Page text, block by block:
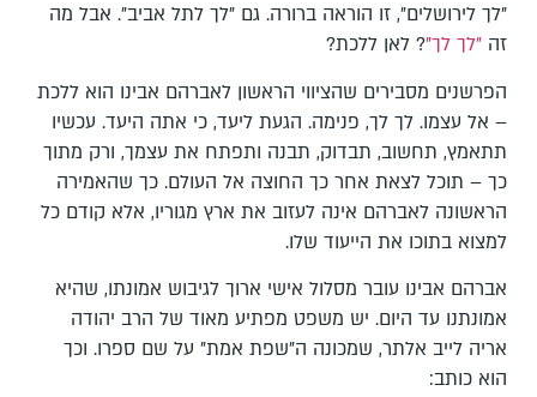
"לך לירושלים", זו הוראה ברורה. גם "לך לתל אביב". אבל מה
זה "לך לך"? לאן ללכת?
הפרשנים מסבירים שהציווי הראשון לאברהם אבינו הוא ללכת
– אל עצמו. לך לך, פנימה. הגעת ליעד, כי אתה היעד. עכשיו
תתאמץ, תחשוב, תבדוק, תבנה ותפתח את עצמך, ורק מתוך
כך – תוכל לצאת אחר כך החוצה אל העולם. כך שהאמירה
הראשונה לאברהם אינה לעזוב את ארץ מגוריו, אלא קודם כל
למצוא בתוכו את הייעוד שלו.
אברהם אבינו עובר מסלול אישי ארוך לגיבוש אמונתו, שהיא
אמונתנו עד היום. יש משפט מפתיע מאוד של הרב יהודה
אריה לייב אלתר, שמכונה ה"שפת אמת" על שם ספרו. וכך
הוא כותב: